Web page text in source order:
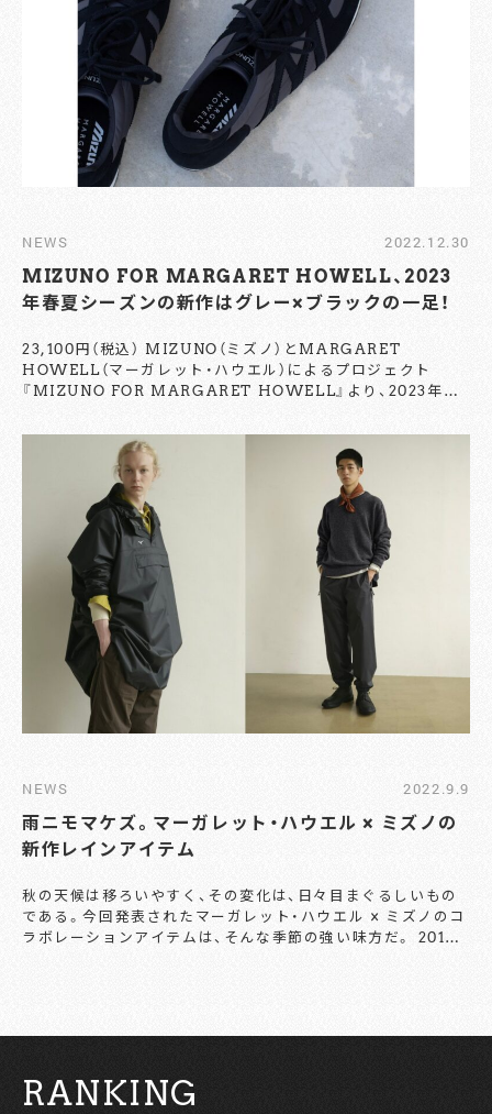
テールにも注目だ。 なお、MARGARET HOWELLの神南店
では、2月22日（水）より、20周年を祝うエキシビジョンも開催
予定とのこと。ぜひともチェックを。 【お問い合わせ】
MARGARET HOWELL
TEL：03-5467-7864
https://www.margarethowell.jp/
NEWS 2022.12.30
MIZUNO FOR MARGARET HOWELL、2023
年春夏シーズンの新作はグレー×ブラックの一足！
23,100円（税込） MIZUNO（ミズノ）とMARGARET
HOWELL（マーガレット・ハウエル）によるプロジェクト
『MIZUNO FOR MARGARET HOWELL』より、2023年春
たのは、過去5シーズンを通じてトーンカラーで展開され人気
を集めたMIZUNO『M-LINE』のスペシャルモデルを、新たな
カラーに仕上げた一足だ。 今回は、グレーとブラックのコンビ
ネーションカラーへとアップデート。インソールには、
MIZUNOが『M-LINE』用に開発したというスペシャルなも
のを採用した。さらに、インソールの表面にもブラックカラー
をあしらうことで、MARGARET HOWELLらしいモダンか
つ上品なムードに。 こちらはすでにMARGARET HOWELL
の直営店およびオンラインストアにて販売中。足元を品良く飾
ってくれる一足に、ぜひともご注目を。 【お問い合わせ】
MARGARET HOWELL
TEL：03-5467-7864
https://www.margarethowell.jp/
NEWS 2022.9.9
雨ニモマケズ。マーガレット・ハウエル × ミズノの
新作レインアイテム
秋の天候は移ろいやすく、その変化は、日々目まぐるしいもの
である。今回発表されたマーガレット・ハウエル × ミズノのコ
ラボレーションアイテムは、そんな季節の強い味方だ。 2017
ズノの独自開発による素材「BERGTECH」を採用することで、
大雨にも対応できる耐久性と透湿性を備えたアイテムに仕上
RANKING